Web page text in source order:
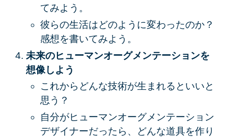
てみよう。
彼らの生活はどのように変わったのか？
感想を書いてみよう。
未来のヒューマンオーグメンテーションを
想像しよう
これからどんな技術が生まれるといいと
思う？
自分がヒューマンオーグメンテーション
デザイナーだったら、どんな道具を作り